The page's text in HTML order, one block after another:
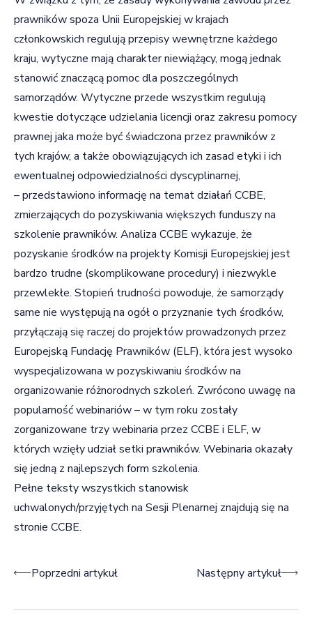
prawników spoza Unii Europejskiej w krajach
członkowskich regulują przepisy wewnętrzne każdego
kraju, wytyczne mają charakter niewiążący, mogą jednak
stanowić znaczącą pomoc dla poszczególnych
samorządów. Wytyczne przede wszystkim regulują
kwestie dotyczące udzielania licencji oraz zakresu pomocy
prawnej jaka może być świadczona przez prawników z
tych krajów, a także obowiązujących ich zasad etyki i ich
ewentualnej odpowiedzialności dyscyplinarnej,
– przedstawiono informację na temat działań CCBE,
zmierzających do pozyskiwania większych funduszy na
szkolenie prawników. Analiza CCBE wykazuje, że
pozyskanie środków na projekty Komisji Europejskiej jest
bardzo trudne (skomplikowane procedury) i niezwykle
przewlekłe. Stopień trudności powoduje, że samorządy
same nie występują na ogół o przyznanie tych środków,
przyłączają się raczej do projektów prowadzonych przez
Europejską Fundację Prawników (ELF), która jest wysoko
wyspecjalizowana w pozyskiwaniu środków na
organizowanie różnorodnych szkoleń. Zwrócono uwagę na
popularność webinariów – w tym roku zostały
zorganizowane trzy webinaria przez CCBE i ELF, w
których wzięły udział setki prawników. Webinaria okazały
się jedną z najlepszych form szkolenia.
Pełne teksty wszystkich stanowisk
uchwalonych/przyjętych na Sesji Plenarnej znajdują się na
stronie CCBE.
Nawigacja wpisu
Poprzedni artykuł Następny artykuł